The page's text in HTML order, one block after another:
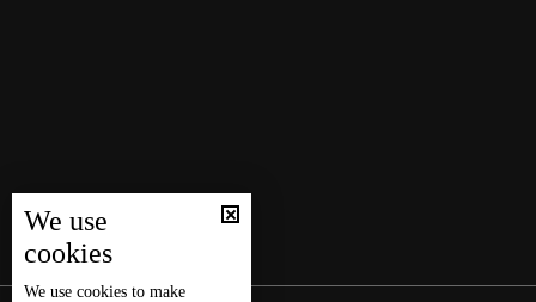
We use
cookies
We use cookies to make